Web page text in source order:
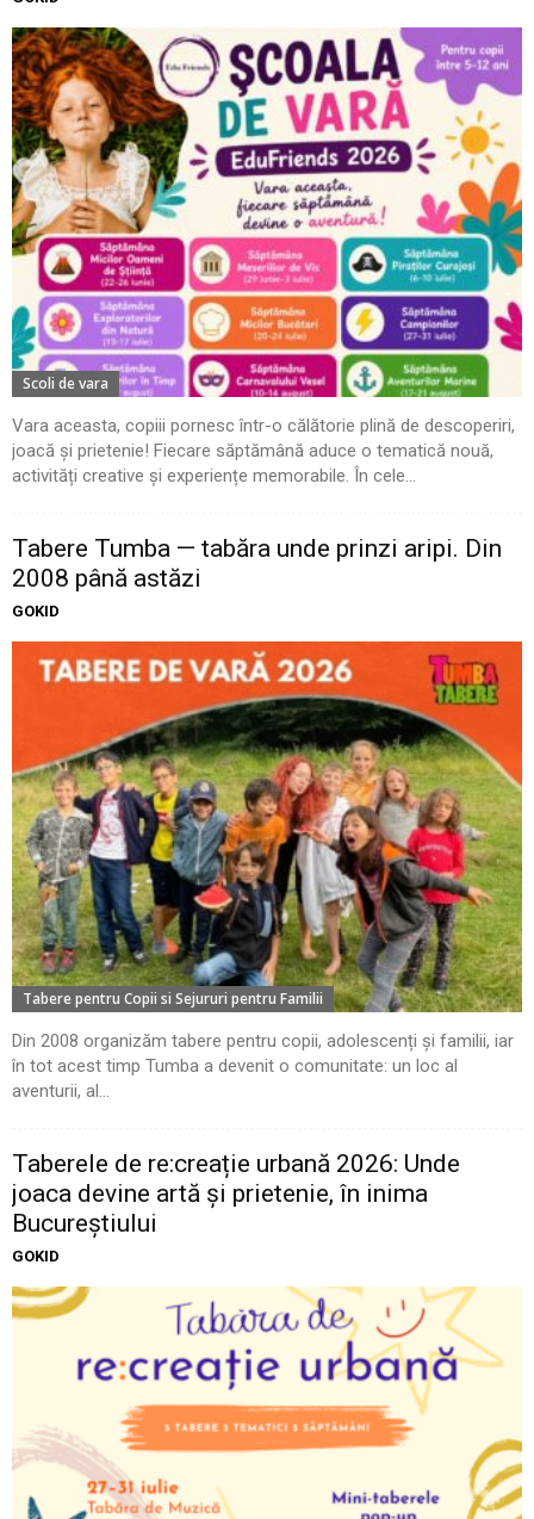
Scoli de vara
Vara aceasta, copiii pornesc într-o călătorie plină de descoperiri,
joacă și prietenie! Fiecare săptămână aduce o tematică nouă,
activități creative și experiențe memorabile. În cele...
Tabere Tumba — tabăra unde prinzi aripi. Din
2008 până astăzi
GOKID
Tabere pentru Copii si Sejururi pentru Familii
Din 2008 organizăm tabere pentru copii, adolescenți și familii, iar
în tot acest timp Tumba a devenit o comunitate: un loc al
aventurii, al...
Taberele de re:creație urbană 2026: Unde
joaca devine artă și prietenie, în inima
Bucureștiului
GOKID